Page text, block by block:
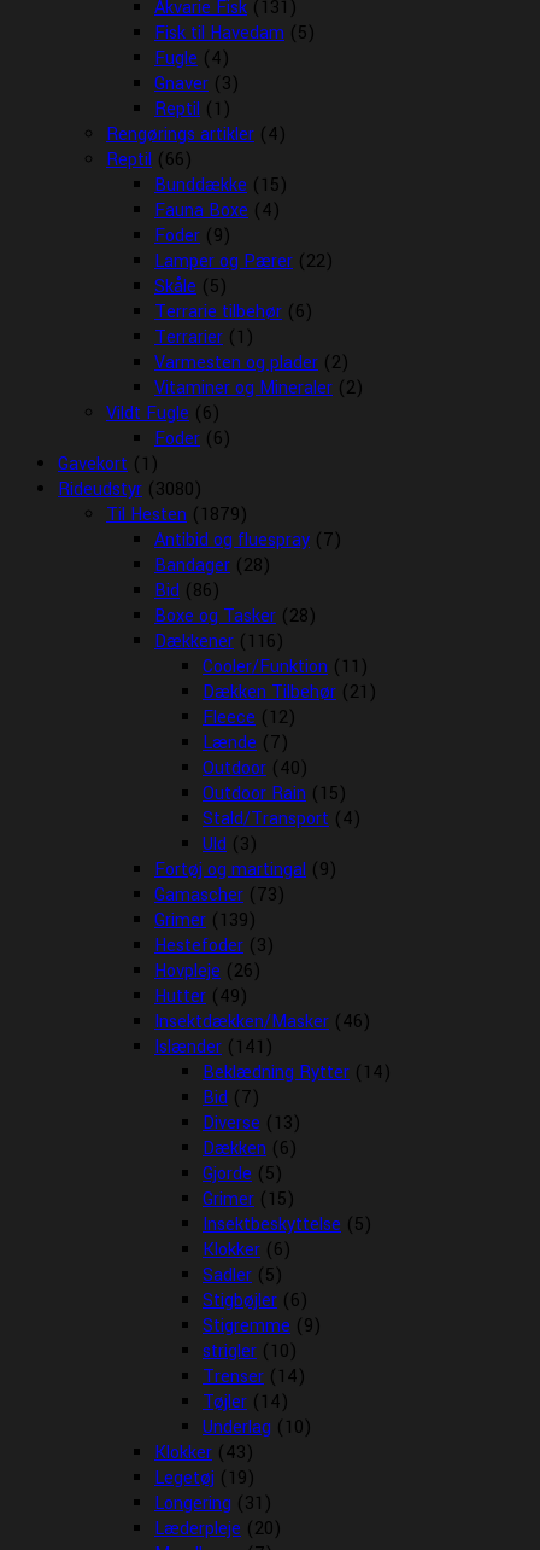
Akvarie Fisk (131)
Fisk til Havedam (5)
Fugle (4)
Gnaver (3)
Reptil (1)
Rengørings artikler (4)
Reptil (66)
Bunddække (15)
Fauna Boxe (4)
Foder (9)
Lamper og Pærer (22)
Skåle (5)
Terrarie tilbehør (6)
Terrarier (1)
Varmesten og plader (2)
Vitaminer og Mineraler (2)
Vildt Fugle (6)
Foder (6)
Gavekort (1)
Rideudstyr (3080)
Til Hesten (1879)
Antibid og fluespray (7)
Bandager (28)
Bid (86)
Boxe og Tasker (28)
Dækkener (116)
Cooler/Funktion (11)
Dækken Tilbehør (21)
Fleece (12)
Lænde (7)
Outdoor (40)
Outdoor Rain (15)
Stald/Transport (4)
Uld (3)
Fortøj og martingal (9)
Gamascher (73)
Grimer (139)
Hestefoder (3)
Hovpleje (26)
Hutter (49)
Insektdækken/Masker (46)
Islænder (141)
Beklædning Rytter (14)
Bid (7)
Diverse (13)
Dækken (6)
Gjorde (5)
Grimer (15)
Insektbeskyttelse (5)
Klokker (6)
Sadler (5)
Stigbøjler (6)
Stigremme (9)
strigler (10)
Trenser (14)
Tøjler (14)
Underlag (10)
Klokker (43)
Legetøj (19)
Longering (31)
Læderpleje (20)